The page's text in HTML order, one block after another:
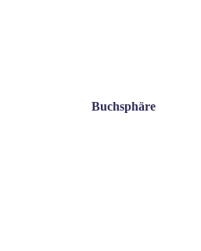
Buchsphäre